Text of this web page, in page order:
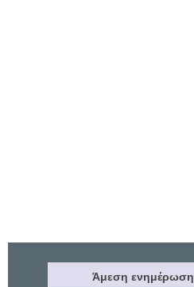
Άμεση ενημέρωση